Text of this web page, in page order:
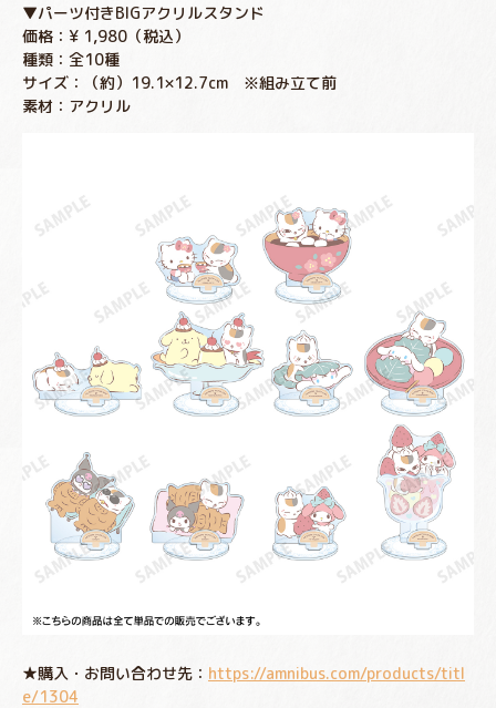
▼パーツ付きBIGアクリルスタンド
価格：¥ 1,980（税込）
種類：全10種
サイズ：（約）19.1×12.7cm ※組み立て前
素材：アクリル
★購入・お問い合わせ先： https://amnibus.com/products/titl
e/1304